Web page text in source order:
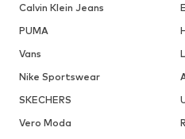
Calvin Klein Jeans
PUMA
Vans
Nike Sportswear
SKECHERS
Vero Moda